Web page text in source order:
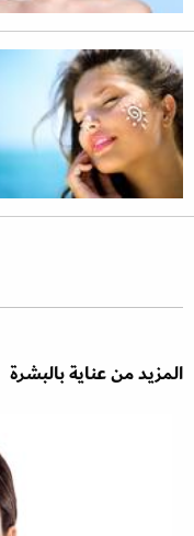
المزيد من عناية بالبشرة